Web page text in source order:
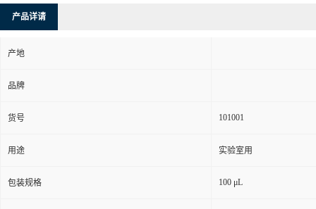
产品详请
产地
品牌
货号 101001
用途 实验室用
包装规格 100 μL